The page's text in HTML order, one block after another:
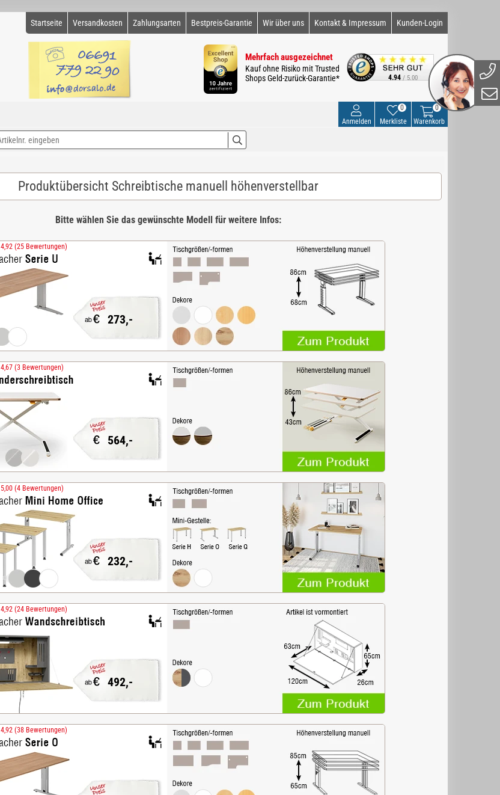
Startseite Versandkosten Zahlungsarten Bestpreis-Garantie Wir über uns Kontakt & Impressum Kunden-Login
Mehrfach ausgezeichnet
Kauf ohne Risiko mit Trusted
Shops Geld-zurück-Garantie*
4.94 / 5.00
0
Warenkorb
Merkliste
0
Anmelden
Produktübersicht Schreibtische manuell höhenverstellbar
Bitte wählen Sie das gewünschte Modell für weitere Infos:
4,92 (25 Bewertungen)
273,-
4,67 (3 Bewertungen)
564,-
5,00 (4 Bewertungen)
232,-
4,92 (24 Bewertungen)
492,-
4,92 (38 Bewertungen)